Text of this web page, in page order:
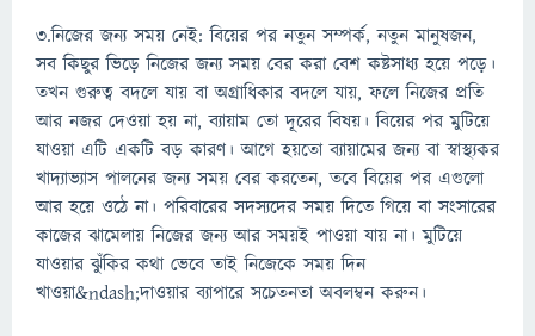
৩.নিজের জন্য সময় নেই: বিয়ের পর নতুন সম্পর্ক, নতুন মানুষজন,
সব কিছুর ভিড়ে নিজের জন্য সময় বের করা বেশ কষ্টসাধ্য হয়ে পড়ে।
তখন গুরুত্ব বদলে যায় বা অগ্রাধিকার বদলে যায়, ফলে নিজের প্রতি
আর নজর দেওয়া হয় না, ব্যায়াম তো দূরের বিষয়। বিয়ের পর মুটিয়ে
যাওয়া এটি একটি বড় কারণ। আগে হয়তো ব্যায়ামের জন্য বা স্বাস্থ্যকর
খাদ্যাভ্যাস পালনের জন্য সময় বের করতেন, তবে বিয়ের পর এগুলো
আর হয়ে ওঠে না। পরিবারের সদস্যদের সময় দিতে গিয়ে বা সংসারের
কাজের ঝামেলায় নিজের জন্য আর সময়ই পাওয়া যায় না। মুটিয়ে
যাওয়ার ঝুঁকির কথা ভেবে তাই নিজেকে সময় দিন
খাওয়া&ndash;দাওয়ার ব্যাপারে সচেতনতা অবলম্বন করুন।